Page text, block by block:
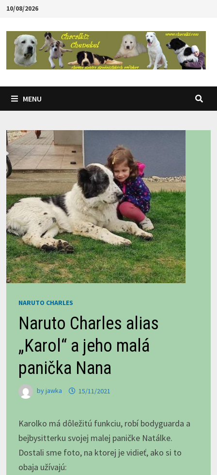
Skip
content
10/08/2026
MENU
NARUTO CHARLES
Naruto Charles alias
„Karol“ a jeho malá
panička Nana
byjawka 15/11/2021
Karolko má dôležitú funkciu, robí bodyguarda a
bejbysitterku svojej malej paničke Natálke.
Dostali sme foto, na ktorej je vidieť, ako si to
obaja užívajú: